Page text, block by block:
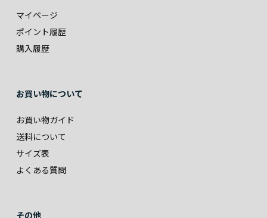
マイページ
ポイント履歴
購入履歴
お買い物について
お買い物ガイド
送料について
サイズ表
よくある質問
その他